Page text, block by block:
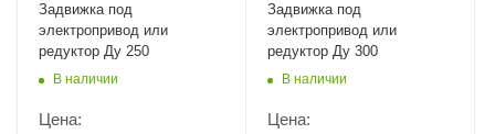
Задвижка под
электропривод или
редуктор Ду 250
В наличии
Цена:
Задвижка под
электропривод или
редуктор Ду 300
В наличии
Цена: